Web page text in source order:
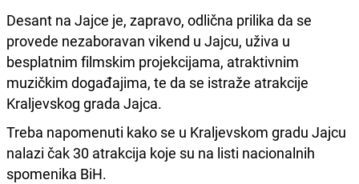
Desant na Jajce je, zapravo, odlična prilika da se
provede nezaboravan vikend u Jajcu, uživa u
besplatnim filmskim projekcijama, atraktivnim
muzičkim događajima, te da se istraže atrakcije
Kraljevskog grada Jajca.
Treba napomenuti kako se u Kraljevskom gradu Jajcu
nalazi čak 30 atrakcija koje su na listi nacionalnih
spomenika BiH.